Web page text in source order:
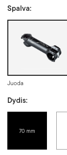
Spalva:
Juoda
Dydis:
70 mm